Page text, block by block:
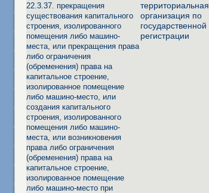
22.3.37. прекращения
существования капитального
строения, изолированного
помещения либо машино-
места, или прекращения права
либо ограничения
(обременения) права на
капитальное строение,
изолированное помещение
либо машино-место, или
создания капитального
строения, изолированного
помещения либо машино-
места, или возникновения
права либо ограничения
(обременения) права на
капитальное строение,
изолированное помещение
либо машино-место при
территориальная
организация по
государственной
регистрации